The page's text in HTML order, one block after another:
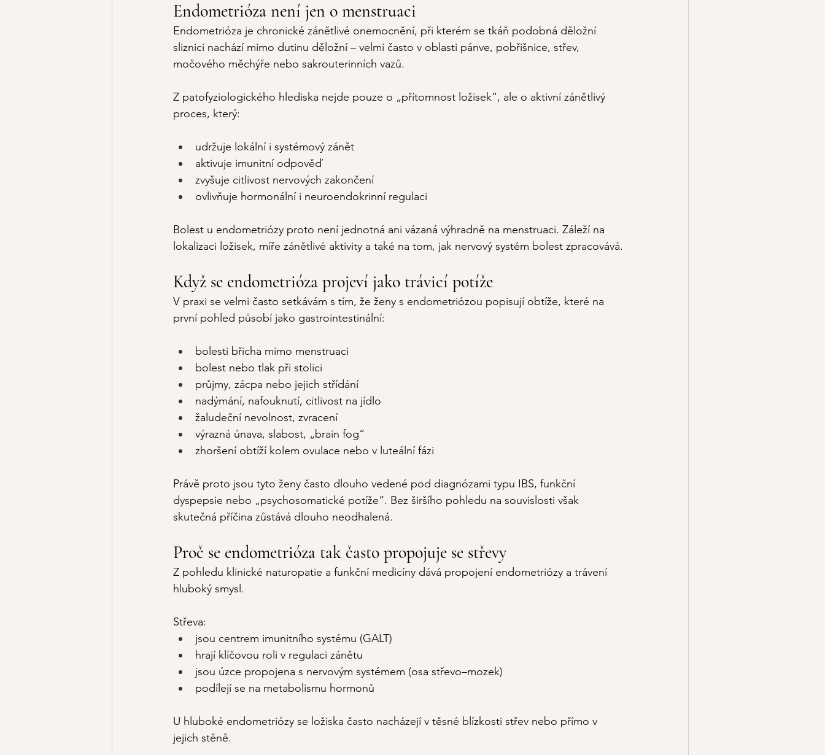
Endometrióza není jen o menstruaci
Endometrióza je chronické zánětlivé onemocnění, při kterém se tkáň podobná děložní
sliznici nachází mimo dutinu děložní – velmi často v oblasti pánve, pobřišnice, střev,
močového měchýře nebo sakrouterinních vazů.
Z patofyziologického hlediska nejde pouze o „přítomnost ložisek“, ale o aktivní zánětlivý
proces, který:
udržuje lokální i systémový zánět
aktivuje imunitní odpověď
zvyšuje citlivost nervových zakončení
ovlivňuje hormonální i neuroendokrinní regulaci
Bolest u endometriózy proto není jednotná ani vázaná výhradně na menstruaci. Záleží na
lokalizaci ložisek, míře zánětlivé aktivity a také na tom, jak nervový systém bolest zpracovává.
Když se endometrióza projeví jako trávicí potíže
V praxi se velmi často setkávám s tím, že ženy s endometriózou popisují obtíže, které na
první pohled působí jako gastrointestinální:
bolesti břicha mimo menstruaci
bolest nebo tlak při stolici
průjmy, zácpa nebo jejich střídání
nadýmání, nafouknutí, citlivost na jídlo
žaludeční nevolnost, zvracení
výrazná únava, slabost, „brain fog“
zhoršení obtíží kolem ovulace nebo v luteální fázi
Právě proto jsou tyto ženy často dlouho vedené pod diagnózami typu IBS, funkční
dyspepsie nebo „psychosomatické potíže“. Bez širšího pohledu na souvislosti však
skutečná příčina zůstává dlouho neodhalená.
Proč se endometrióza tak často propojuje se střevy
Z pohledu klinické naturopatie a funkční medicíny dává propojení endometriózy a trávení
hluboký smysl.
Střeva:
jsou centrem imunitního systému (GALT)
hrají klíčovou roli v regulaci zánětu
jsou úzce propojena s nervovým systémem (osa střevo–mozek)
podílejí se na metabolismu hormonů
U hluboké endometriózy se ložiska často nacházejí v těsné blízkosti střev nebo přímo v
jejich stěně.